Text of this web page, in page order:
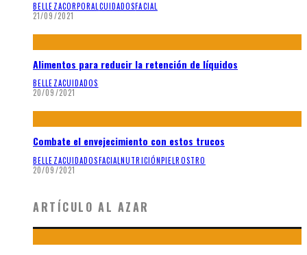
BELLEZACORPORAL CUIDADOSFACIAL
21/09/2021
Alimentos para reducir la retención de líquidos
BELLEZACUIDADOS
20/09/2021
Combate el envejecimiento con estos trucos
BELLEZACUIDADOSFACIALNUTRICIÓNPIELROSTRO
20/09/2021
ARTÍCULO AL AZAR